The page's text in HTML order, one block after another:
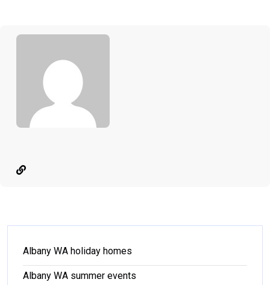
Albany WA holiday homes
Albany WA summer events